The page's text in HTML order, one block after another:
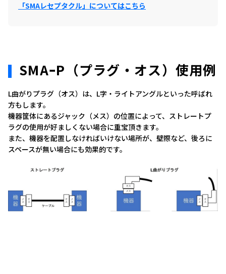
「SMAレセプタクル」についてはこちら
SMAｰP（プラグ・オス）使用例
L曲がりプラグ（オス）は、L字・ライトアングルといった呼ばれ
方もします。
機器筐体にあるジャック（メス）の位置によって、ストレートプ
ラグの使用が好ましくない場合に重宝頂きます。
また、機器を配置しなければいけない場所が、壁際など、後ろに
スペースが無い場合にも効果的です。